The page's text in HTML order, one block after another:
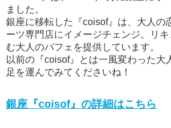
ました。
銀座に移転した『coisof』は、大人の
ーツ専門店にイメージチェンジ。リ
む大人のパフェを提供しています。
以前の『coisof』とは一風変わった大
足を運んでみてくださいね！
銀座『coisof』の詳細はこちら